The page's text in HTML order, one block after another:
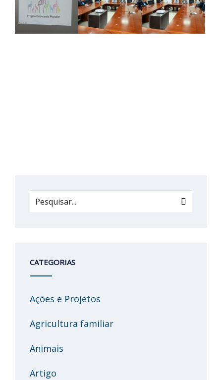
CATEGORIAS
Ações e Projetos
Agricultura familiar
Animais
Artigo